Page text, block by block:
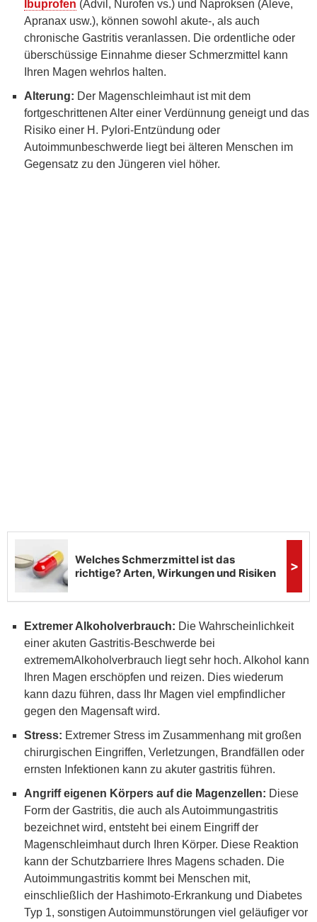
Ibuprofen (Advil, Nurofen vs.) und Naproksen (Aleve,
Apranax usw.), können sowohl akute-, als auch
chronische Gastritis veranlassen. Die ordentliche oder
überschüssige Einnahme dieser Schmerzmittel kann
Ihren Magen wehrlos halten.
Alterung: Der Magenschleimhaut ist mit dem
fortgeschrittenen Alter einer Verdünnung geneigt und das
Risiko einer H. Pylori-Entzündung oder
Autoimmunbeschwerde liegt bei älteren Menschen im
Gegensatz zu den Jüngeren viel höher.
Extremer Alkoholverbrauch: Die Wahrscheinlichkeit
einer akuten Gastritis-Beschwerde bei
extrememAlkoholverbrauch liegt sehr hoch. Alkohol kann
Ihren Magen erschöpfen und reizen. Dies wiederum
kann dazu führen, dass Ihr Magen viel empfindlicher
gegen den Magensaft wird.
Stress: Extremer Stress im Zusammenhang mit großen
chirurgischen Eingriffen, Verletzungen, Brandfällen oder
ernsten Infektionen kann zu akuter gastritis führen.
Angriff eigenen Körpers auf die Magenzellen: Diese
Form der Gastritis, die auch als Autoimmungastritis
bezeichnet wird, entsteht bei einem Eingriff der
Magenschleimhaut durch Ihren Körper. Diese Reaktion
kann der Schutzbarriere Ihres Magens schaden. Die
Autoimmungastritis kommt bei Menschen mit,
einschließlich der Hashimoto-Erkrankung und Diabetes
Typ 1, sonstigen Autoimmunstörungen viel geläufiger vor